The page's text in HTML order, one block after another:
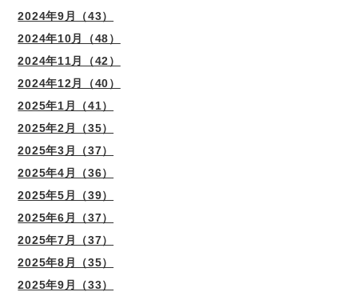
2024年9月（43）
2024年10月（48）
2024年11月（42）
2024年12月（40）
2025年1月（41）
2025年2月（35）
2025年3月（37）
2025年4月（36）
2025年5月（39）
2025年6月（37）
2025年7月（37）
2025年8月（35）
2025年9月（33）